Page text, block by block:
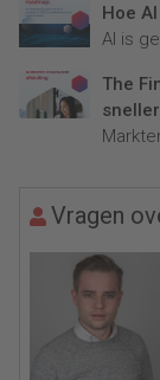
Hoe
AI is
The
Vragen